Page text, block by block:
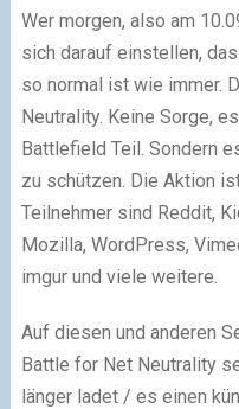
Wer morgen, also am
sich darauf einstellen,
so normal ist wie immer.
Neutrality. Keine Sorge,
Battlefield Teil. Sondern
zu schützen. Die Aktion
Teilnehmer sind Reddit,
Mozilla, WordPress,
imgur und viele weitere.
Auf diesen und anderen
Battle for Net Neutrality
länger ladet / es einen